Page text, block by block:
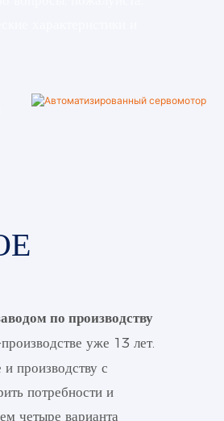
по производству
уже 13 лет.
производству с
потребности и
четыре варианта